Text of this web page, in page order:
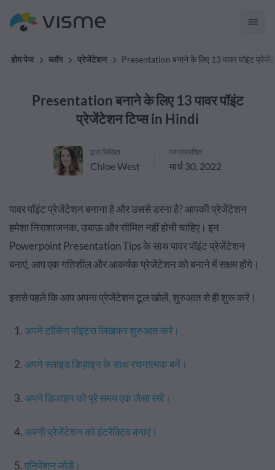
होम पेज ब्लॉग प्रेजेंटेशन Presentation बनाने के लिए 13 पावर पॉइंट
Presentation बनाने के लिए 13 पावर पॉइंट
प्रेजेंटेशन टिप्स in Hindi
द्वारा लिखित
Chloe West
पर प्रकाशित
मार्च 30, 2022
पावर पॉइंट प्रेजेंटेशन बनाना है और उससे डरना है? आपकी प्रेजेंटेशन
हमेशा निराशाजनक, उबाऊ और सीमित नहीं होनी चाहिए। इन
Powerpoint Presentation Tips के साथ पावर पॉइंट प्रेजेंटेशन
बनाएं, आप एक गतिशील और आकर्षक प्रेजेंटेशन को बनाने में सक्षम होंगे।
इससे पहले कि आप अपना प्रेजेंटेशन टूल खोलें, शुरुआत से ही शुरू करें।
अपने टॉकिंग पॉइंट्स लिखकर शुरुआत करें।
अपने स्लाइड डिज़ाइन के साथ रचनात्मक बनें।
अपने डिजाइन को पूरे समय एक जैसा रखें।
अपनी प्रेजेंटेशन को इंटरैक्टिव बनाएं।
एनिमेशन जोड़ें।